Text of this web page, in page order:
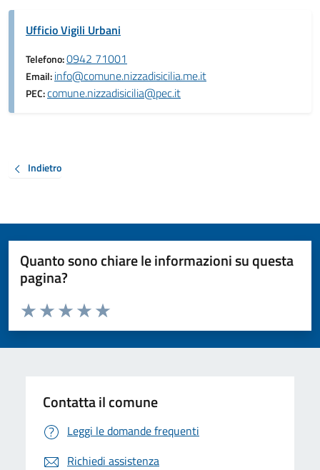
Ufficio Vigili Urbani
Telefono:0942 71001
Email:info@comune.nizzadisicilia.me.it
PEC:comune.nizzadisicilia@pec.it
Indietro
Quanto sono chiare le informazioni su questa
pagina?
Valuta da 1 a 5 stelle la pagina
Valuta 5 stelle su 5
Valuta 4 stelle su 5
Valuta 3 stelle su 5
Valuta 2 stelle su 5
Valuta 1 stelle su 5
Contatta il comune
Leggi le domande frequenti
Richiedi assistenza